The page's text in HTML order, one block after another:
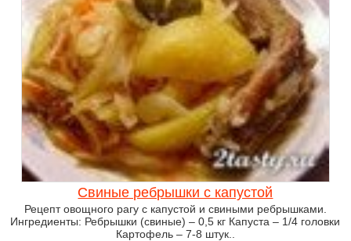
Свиные ребрышки с капустой
Рецепт овощного рагу с капустой и свиными ребрышками.
Ингредиенты: Ребрышки (свиные) – 0,5 кг Капуста – 1/4 головки
Картофель – 7-8 штук..